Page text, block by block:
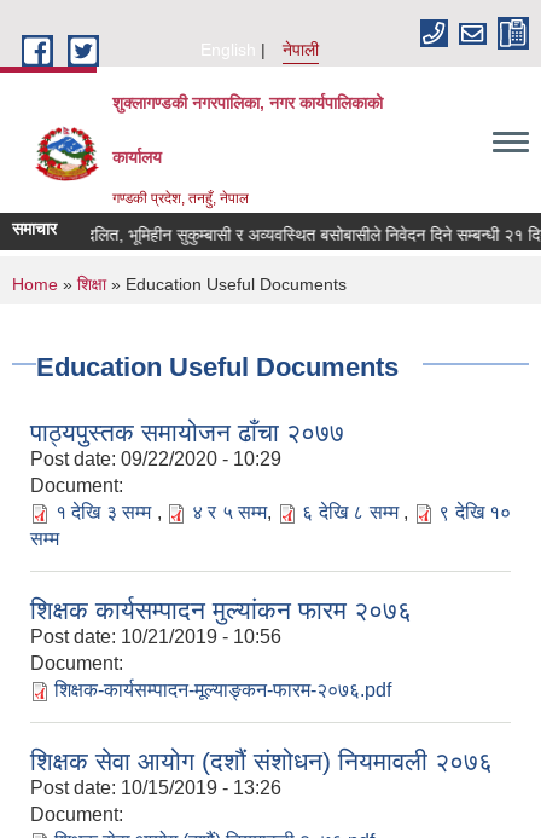
English
नेपाली
शुक्लागण्डकी नगरपालिका, नगर कार्यपालिकाको
कार्यालय
गण्डकी प्रदेश, तनहुँ, नेपाल
समाचार
भूमिहीन दलित, भूमिहीन सुकुम्बासी र अव्यवस्थित बसोबासीले निवेदन दिने सम्बन्धी २१ दिने
You are here
Home » शिक्षा» Education Useful Documents
Education Useful Documents
पाठ्यपुस्तक समायोजन ढाँचा २०७७
Post date: 09/22/2020 - 10:29
Document:
१ देखि ३ सम्म , ४ र ५ सम्म, ६ देखि ८ सम्म ,
९ देखि १०
सम्म
शिक्षक कार्यसम्पादन मुल्यांकन फारम २०७६
Post date: 10/21/2019 - 10:56
Document:
शिक्षक-कार्यसम्पादन-मूल्याङ्कन-फारम-२०७६.pdf
शिक्षक सेवा आयोग (दशौं संशोधन) नियमावली २०७६
Post date: 10/15/2019 - 13:26
Document: